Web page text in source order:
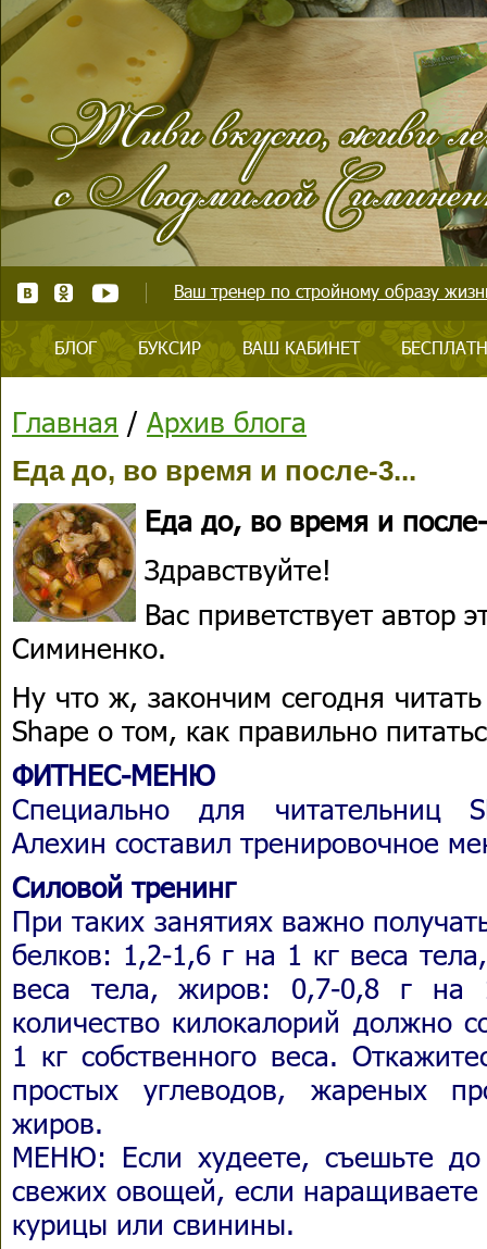
Ваш тренер по стройному образу
БЛОГ БУКСИР ВАШ КАБИНЕТ
Главная / Архив блога
Еда до, во время и после-3...
Еда до, во время и
Здравствуйте!
Вас приветствует автор
Симиненко.
Ну что ж, закончим сегодня
Shape о том, как правильно
ФИТНЕС-МЕНЮ
Специально для читательниц
Алехин составил тренировочное
Силовой тренинг
При таких занятиях важно
белков: 1,2-1,6 г на 1 кг веса
веса тела, жиров: 0,7-0,8 г
количество килокалорий должно
1 кг собственного веса.
простых углеводов, жареных
жиров.
МЕНЮ: Если худеете, съешьте
свежих овощей, если
курицы или свинины.